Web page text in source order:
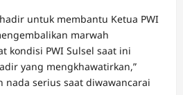
untuk membantu Ketua PWI
marwah
kondisi PWI Sulsel saat ini
yang mengkhawatirkan,”
nada serius saat diwawancarai